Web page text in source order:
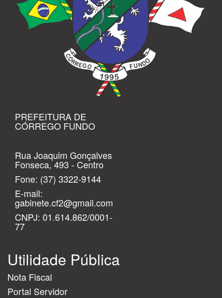
PREFEITURA DE
CÓRREGO FUNDO
Rua Joaquim Gonçalves
Fonseca, 493 - Centro
Fone: (37) 3322-9144
E-mail:
gabinete.cf2@gmail.com
CNPJ: 01.614.862/0001-
77
Utilidade Pública
Nota Fiscal
Portal Servidor